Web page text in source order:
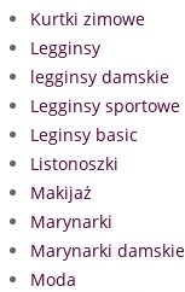
Kurtki zimowe
Legginsy
legginsy damskie
Legginsy sportowe
Leginsy basic
Listonoszki
Makijaż
Marynarki
Marynarki damskie
Moda